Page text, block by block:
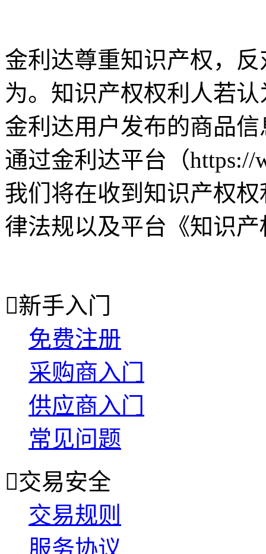
金利达尊重知识产权，
为。知识产权权利人若
金利达用户发布的商品
通过金利达平台（https://
我们将在收到知识产权
律法规以及平台《知识
新手入门
免费注册
采购商入门
供应商入门
常见问题
交易安全
交易规则
服务协议